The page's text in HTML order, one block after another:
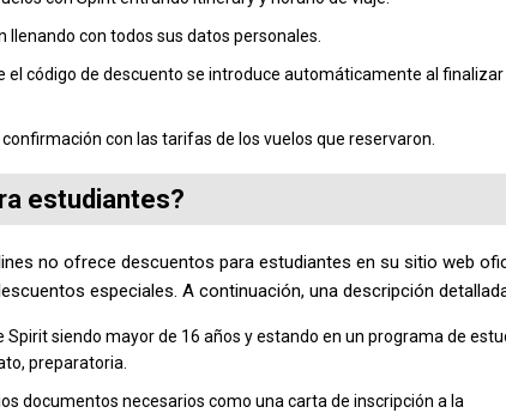
llenando con todos sus datos personales.
el código de descuento se introduce automáticamente al finalizar
con las tarifas de los vuelos que reservaron.
estudiantes?
no ofrece descuentos para estudiantes en su sitio web
especiales. A continuación, una descripción
siendo mayor de 16 años y estando en un programa de
preparatoria.
documentos necesarios como una carta de inscripción a la